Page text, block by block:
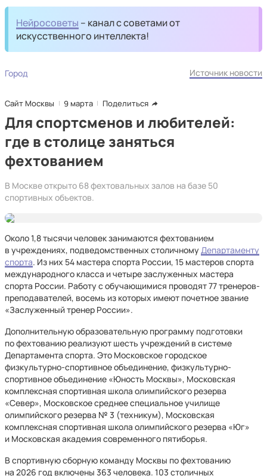
Нейросоветы – канал с советами от
искусственного интеллекта!
Город Источник новости
Сайт Москвы 9 марта Поделиться
Для спортсменов и любителей:
где в столице заняться
фехтованием
В Москве открыто 68 фехтовальных залов на базе 50
спортивных объектов.
Около 1,8 тысячи человек занимаются фехтованием
в учреждениях, подведомственных столичномуДепартаменту
спорта. Из них 54 мастера спорта России, 15 мастеров спорта
международного класса и четыре заслуженных мастера
спорта России. Работу с обучающимися проводят 77 тренеров-
преподавателей, восемь из которых имеют почетное звание
«Заслуженный тренер России».
Дополнительную образовательную программу подготовки
по фехтованию реализуют шесть учреждений в системе
Департамента спорта. Это Московское городское
физкультурно-спортивное объединение, физкультурно-
спортивное объединение «Юность Москвы», Московская
комплексная спортивная школа олимпийского резерва
«Север», Московское среднее специальное училище
олимпийского резерва № 3 (техникум), Московская
комплексная спортивная школа олимпийского резерва «Юг»
и Московская академия современного пятиборья.
В спортивную сборную команду Москвы по фехтованию
на 2026 год включены 363 человека. 103 столичных